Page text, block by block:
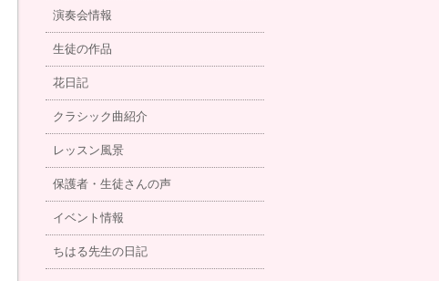
演奏会情報
生徒の作品
花日記
クラシック曲紹介
レッスン風景
保護者・生徒さんの声
イベント情報
ちはる先生の日記